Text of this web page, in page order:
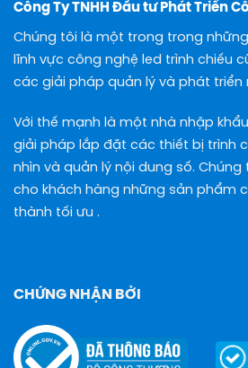
Công Ty TNHH Đầu tư Phát Triển
Chúng tôi là một trong trong
lĩnh vực công nghệ led trình chiếu
các giải pháp quản lý và phát triển
Với thế mạnh là một nhà nhập
giải pháp lắp đặt các thiết bị trình
nhìn và quản lý nội dung số.
cho khách hàng những sản phẩm
thành tối ưu .
CHỨNG NHẬN BỞI